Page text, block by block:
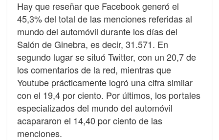
Hay que reseñar que Facebook generó el
45,3% del total de las menciones referidas al
mundo del automóvil durante los días del
Salón de Ginebra, es decir, 31.571. En
segundo lugar se situó Twitter, con un 20,7 de
los comentarios de la red, mientras que
Youtube prácticamente logró una cifra similar
con el 19,4 por ciento. Por últimos, los portales
especializados del mundo del automóvil
acapararon el 14,40 por ciento de las
menciones.